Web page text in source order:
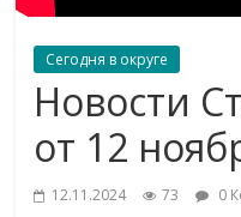
Сегодня в округе
Новости
от 12
12.11.2024 73 0